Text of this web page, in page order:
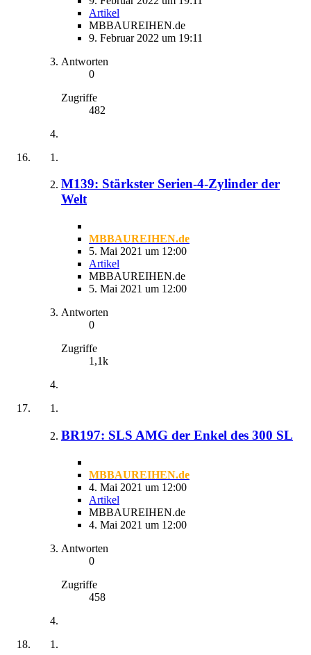
Artikel
MBBAUREIHEN.de
9. Februar 2022 um 19:11
Antworten
0
Zugriffe
482
M139: Stärkster Serien-4-Zylinder der
Welt
MBBAUREIHEN.de
5. Mai 2021 um 12:00
Artikel
MBBAUREIHEN.de
5. Mai 2021 um 12:00
Antworten
0
Zugriffe
1,1k
BR197: SLS AMG der Enkel des 300 SL
MBBAUREIHEN.de
4. Mai 2021 um 12:00
Artikel
MBBAUREIHEN.de
4. Mai 2021 um 12:00
Antworten
0
Zugriffe
458